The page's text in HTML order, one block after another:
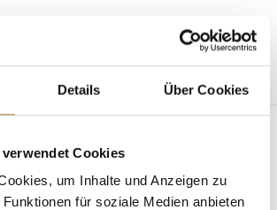
Details Über Cookies
Cookies
um Inhalte und Anzeigen zu
für soziale Medien anbieten